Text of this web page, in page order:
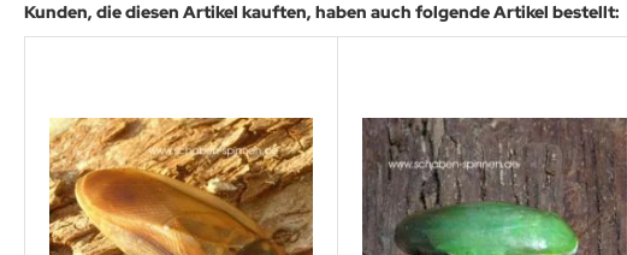
Kunden, die diesen Artikel kauften, haben auch folgende Artikel bestellt: